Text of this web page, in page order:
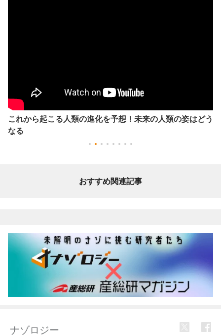
これから起こる人類の進化を予想！未来の人類の姿はどう
なる
おすすめ関連記事
ナゾロジー